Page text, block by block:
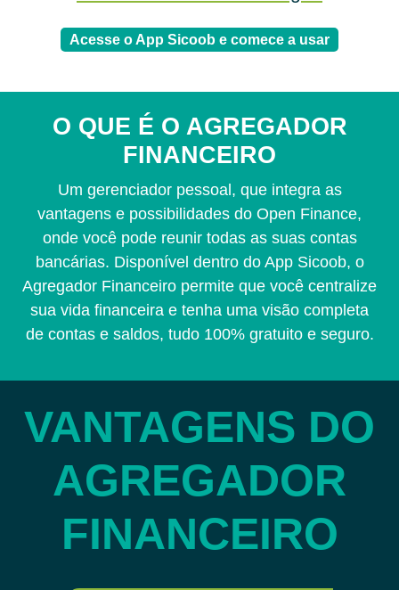
Acesse o App Sicoob e comece a usar
O QUE É O AGREGADOR
FINANCEIRO
Um gerenciador pessoal, que integra as
vantagens e possibilidades do Open Finance,
onde você pode reunir todas as suas contas
bancárias. Disponível dentro do App Sicoob, o
Agregador Financeiro permite que você centralize
sua vida financeira e tenha uma visão completa
de contas e saldos, tudo 100% gratuito e seguro.
VANTAGENS DO
AGREGADOR
FINANCEIRO